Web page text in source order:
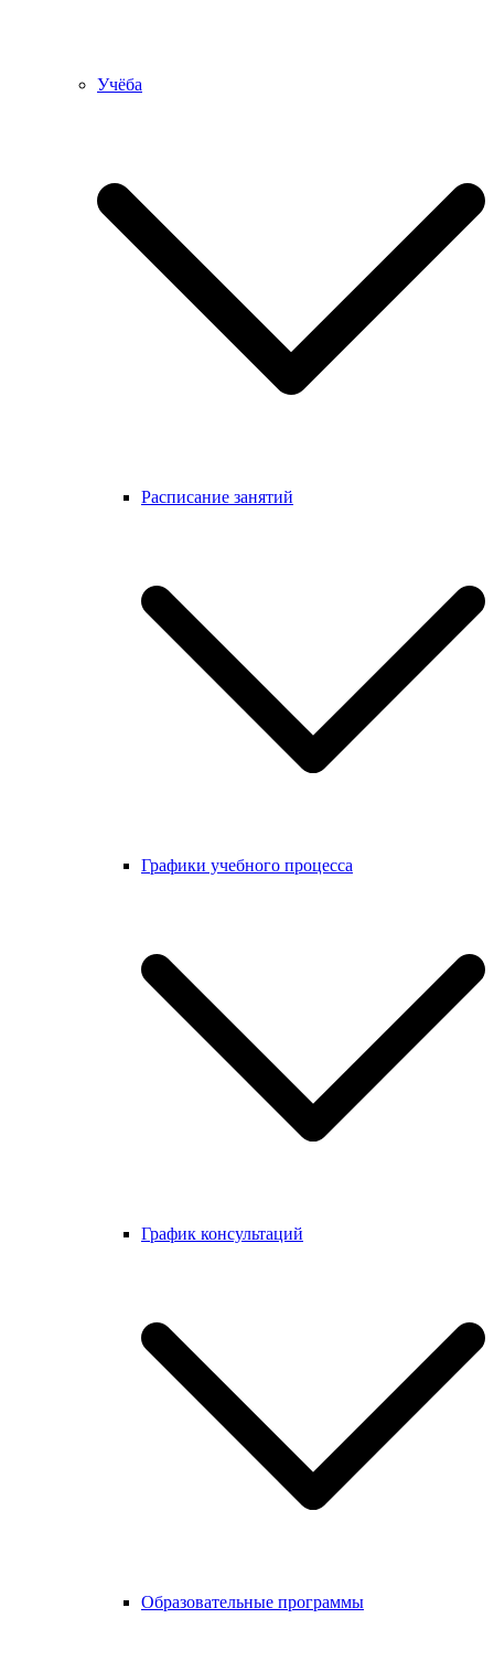
Учёба
Расписание занятий
Графики учебного процесса
График консультаций
Образовательные программы